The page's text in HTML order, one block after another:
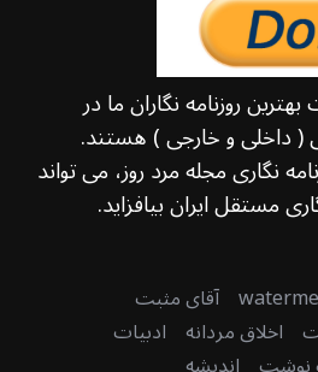
روزنامه نگاران ما در
داخلی و خارجی ) هستند.
نگاری مجله مرد روز، می تواند
مستقل ایران بیافزاید.
آقای مثبت
اخلاق مردانه ادبیات